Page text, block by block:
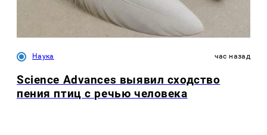
Наука час назад
Science Advances выявил сходство
пения птиц с речью человека